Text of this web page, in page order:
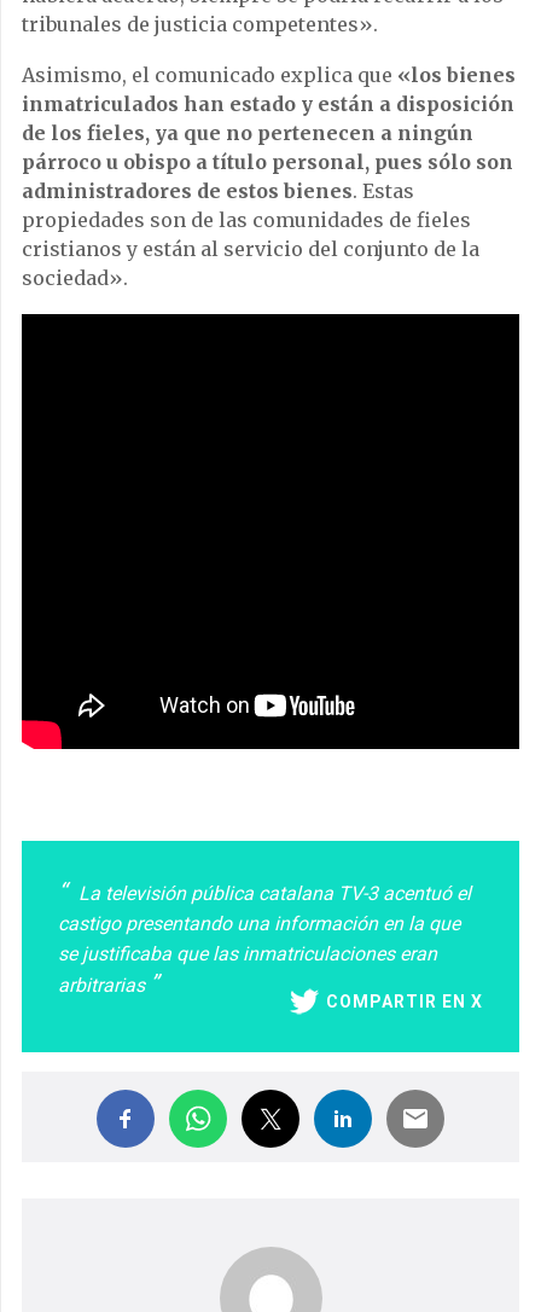
tribunales de justicia competentes».
Asimismo, el comunicado explica que «los bienes
inmatriculados han estado y están a disposición
de los fieles, ya que no pertenecen a ningún
párroco u obispo a título personal, pues sólo son
administradores de estos bienes. Estas
propiedades son de las comunidades de fieles
cristianos y están al servicio del conjunto de la
sociedad».
La televisión pública catalana TV-3 acentuó el
castigo presentando una información en la que
se justificaba que las inmatriculaciones eran
arbitrarias
COMPARTIR EN X